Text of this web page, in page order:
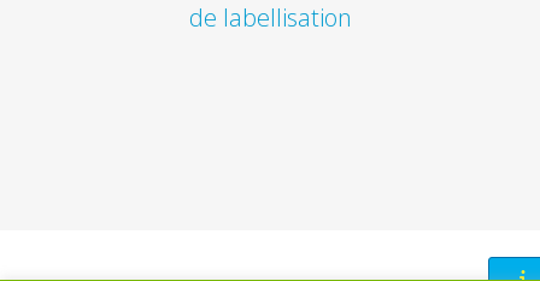
de labellisation